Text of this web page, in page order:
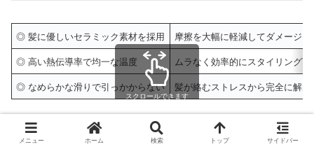
◎ 髪に優しいセラミック素材を採用
摩擦を大幅に軽減してダメージを
◎ 高い熱伝導率で均一な温度
ムラなく効率的にスタイリング可
◎ なめらかな滑りで引っかからない
髪が絡むストレスから完全に解放
スクロールできます
セラミックコーティングは美容業界でも注目されている技
メニュー ホーム 検索 トップ サイドバー